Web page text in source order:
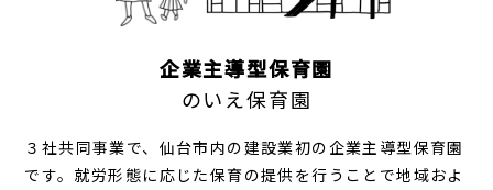
企業主導型保育園
のいえ保育園
３社共同事業で、仙台市内の建設業初の企業主導型保育園
です。就労形態に応じた保育の提供を行うことで地域およ